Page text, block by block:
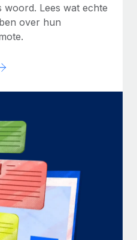
Lees wat echte
over hun